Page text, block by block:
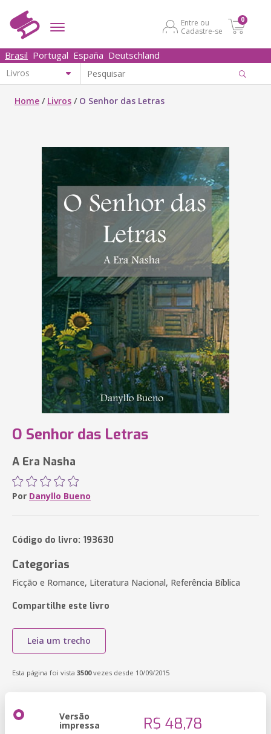
Entre ou
Cadastre-se
0
Brasil Portugal España Deutschland
Home / Livros / O Senhor das Letras
O Senhor das Letras
A Era Nasha
Por Danyllo Bueno
Código do livro: 193630
Categorias
Ficção e Romance, Literatura Nacional, Referência Bíblica
Compartilhe este livro
Leia um trecho
Esta página foi vista 3500vezes desde 10/09/2015
Versão
impressa R$ 48,78